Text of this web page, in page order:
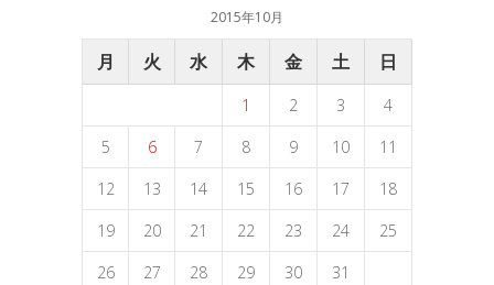
2015年10月
月 火 水 木 金 土 日
1 2 3
4
5
6 7 8 9 10
11
12
13 14 15 16 17
18
19
20 21 22 23 24
25
26
27 28 29 30 31